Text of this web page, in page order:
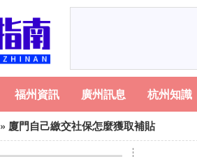
福州資訊 廣州訊息 杭州知識
» 廈門自己繳交社保怎麼獲取補貼